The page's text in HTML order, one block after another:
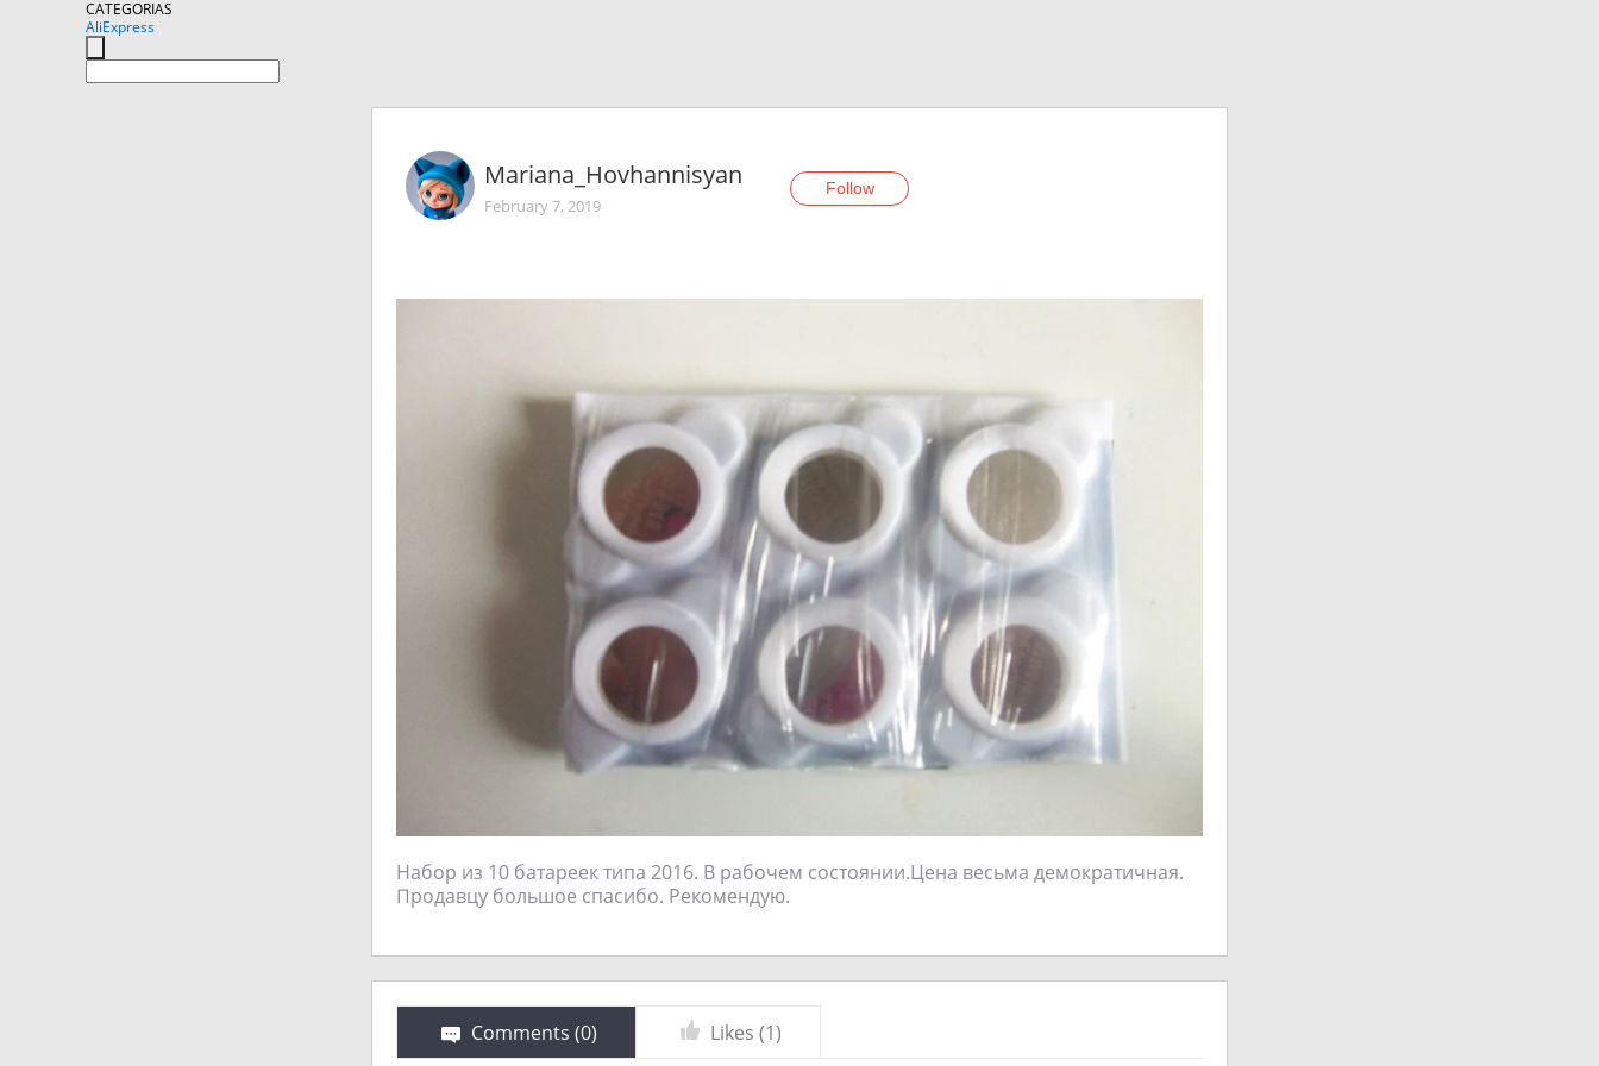
CATEGORIAS
AliExpress
Mariana_Hovhannisyan
February 7, 2019
Follow
Набор из 10 батареек типа 2016. В рабочем состоянии.Цена весьма демократичная.
Продавцу большое спасибо. Рекомендую.
Comments (0) Likes (1)